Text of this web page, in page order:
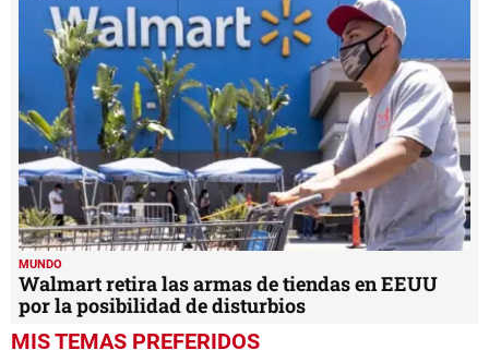
MUNDO
Walmart retira las armas de tiendas en EEUU
por la posibilidad de disturbios
MIS TEMAS PREFERIDOS